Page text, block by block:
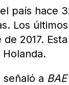
país hace
Los
2017.
señaló a